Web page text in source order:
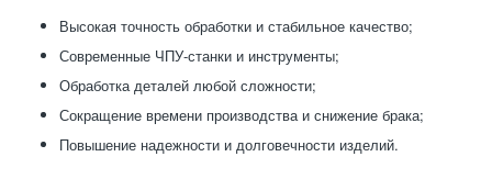
Высокая точность обработки и стабильное качество;
Современные ЧПУ-станки и инструменты;
Обработка деталей любой сложности;
Сокращение времени производства и снижение брака;
Повышение надежности и долговечности изделий.